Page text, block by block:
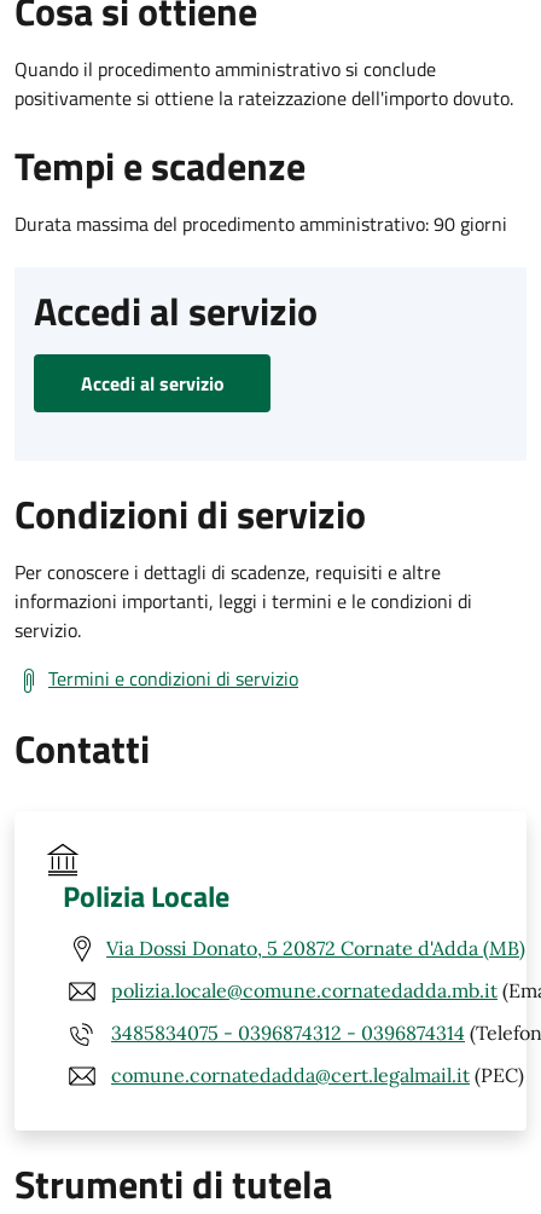
Quando il procedimento amministrativo si conclude
positivamente si ottiene la rateizzazione dell'importo dovuto.
Tempi e scadenze
Durata massima del procedimento amministrativo: 90 giorni
Accedi al servizio
Accedi al servizio
Condizioni di servizio
Per conoscere i dettagli di scadenze, requisiti e altre
informazioni importanti, leggi i termini e le condizioni di
servizio.
Termini e condizioni di servizio
Contatti
Polizia Locale
Via Dossi Donato, 5 20872 Cornate d'Adda (MB)
polizia.locale@comune.cornatedadda.mb.it
3485834075 - 0396874312 - 0396874314
comune.cornatedadda@cert.legalmail.it (PEC)
Strumenti di tutela